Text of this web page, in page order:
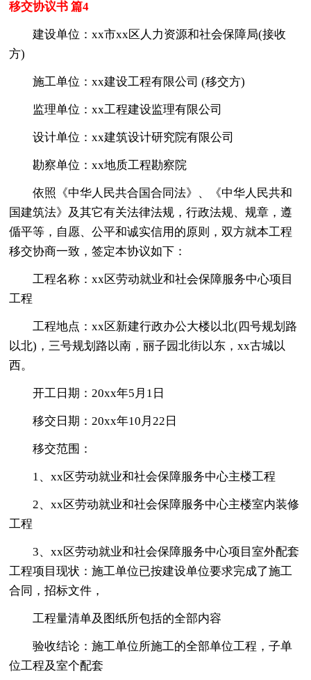
移交协议书 篇4
建设单位：xx市xx区人力资源和社会保障局(接收
方)
施工单位：xx建设工程有限公司 (移交方)
监理单位：xx工程建设监理有限公司
设计单位：xx建筑设计研究院有限公司
勘察单位：xx地质工程勘察院
依照《中华人民共合国合同法》、《中华人民共和
国建筑法》及其它有关法律法规，行政法规、规章，遵
偱平等，自愿、公平和诚实信用的原则，双方就本工程
移交协商一致，签定本协议如下：
工程名称：xx区劳动就业和社会保障服务中心项目
工程
工程地点：xx区新建行政办公大楼以北(四号规划路
以北)，三号规划路以南，丽子园北街以东，xx古城以
西。
开工日期：20xx年5月1日
移交日期：20xx年10月22日
移交范围：
1、xx区劳动就业和社会保障服务中心主楼工程
2、xx区劳动就业和社会保障服务中心主楼室内装修
工程
3、xx区劳动就业和社会保障服务中心项目室外配套
工程项目现状：施工单位已按建设单位要求完成了施工
合同，招标文件，
工程量清单及图纸所包括的全部内容
验收结论：施工单位所施工的全部单位工程，子单
位工程及室个配套